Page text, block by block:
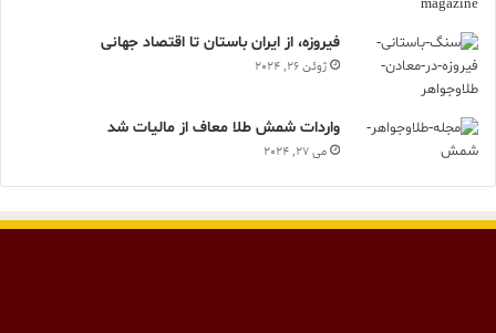
فیروزه، از ایران باستان تا اقتصاد جهانی
ژوئن 26, 2024
واردات شمش طلا معاف از مالیات شد
می 27, 2024